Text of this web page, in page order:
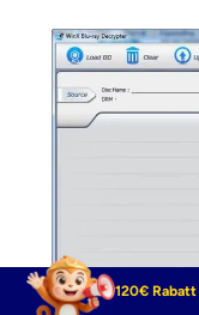
120€ Rabatt